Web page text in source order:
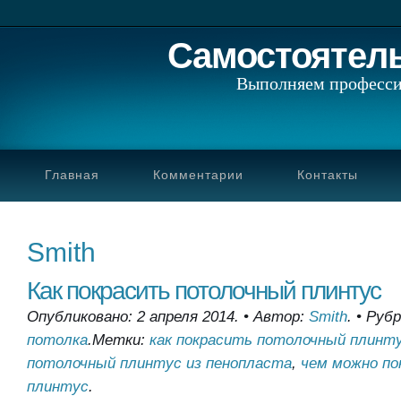
Выполняем
Главная Комментарии Контакты
Smith
Как покрасить потолочный плинтус
Опубликовано: 2 апреля 2014. •Автор: Smith. •
потолка.Метки: как покрасить потолочный
потолочный плинтус из пенопласта, чем можно
плинтус.